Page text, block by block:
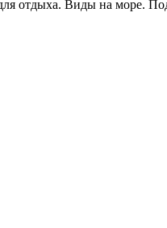
отдыха. Виды на море.